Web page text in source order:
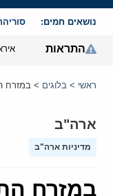
נושאים חמים: סוריה
התראות
ראשי > בלוגים > במזרח
ארה"ב
מדיניות ארה"ב
במזרח